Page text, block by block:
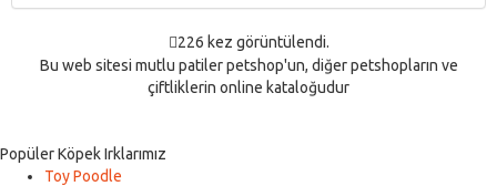
226 kez görüntülendi.
Bu web sitesi mutlu patiler petshop'un, diğer petshopların ve
çiftliklerin online kataloğudur
Popüler Köpek Irklarımız
Toy Poodle